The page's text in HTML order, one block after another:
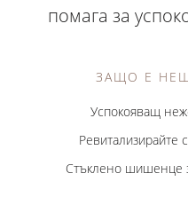
помага за
ЗАЩО Е
Успокояващ
Ревитализирайте
Стъклено шишенце